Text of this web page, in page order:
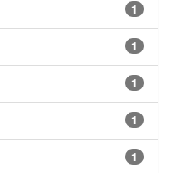
1
1
1
1
1